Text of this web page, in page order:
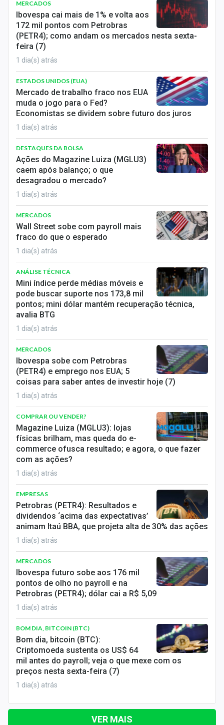
MERCADOS
Ibovespa cai mais de 1% e volta aos
172 mil pontos com Petrobras
(PETR4); como andam os mercados nesta sexta-
feira (7)
1 dia(s) atrás
ESTADOS UNIDOS (EUA)
Mercado de trabalho fraco nos EUA
muda o jogo para o Fed?
Economistas se dividem sobre futuro dos juros
1 dia(s) atrás
DESTAQUES DA BOLSA
Ações do Magazine Luiza (MGLU3)
caem após balanço; o que
desagradou o mercado?
1 dia(s) atrás
MERCADOS
Wall Street sobe com payroll mais
fraco do que o esperado
1 dia(s) atrás
ANÁLISE TÉCNICA
Mini índice perde médias móveis e
pode buscar suporte nos 173,8 mil
pontos; mini dólar mantém recuperação técnica,
avalia BTG
1 dia(s) atrás
MERCADOS
Ibovespa sobe com Petrobras
(PETR4) e emprego nos EUA; 5
coisas para saber antes de investir hoje (7)
1 dia(s) atrás
COMPRAR OU VENDER?
Magazine Luiza (MGLU3): lojas
físicas brilham, mas queda do e-
commerce ofusca resultado; e agora, o que fazer
com as ações?
1 dia(s) atrás
EMPRESAS
Petrobras (PETR4): Resultados e
dividendos ‘acima das expectativas’
animam Itaú BBA, que projeta alta de 30% das ações
1 dia(s) atrás
MERCADOS
Ibovespa futuro sobe aos 176 mil
pontos de olho no payroll e na
Petrobras (PETR4); dólar cai a R$ 5,09
1 dia(s) atrás
BOM DIA, BITCOIN (BTC)
Bom dia, bitcoin (BTC):
Criptomoeda sustenta os US$ 64
mil antes do payroll; veja o que mexe com os
preços nesta sexta-feira (7)
1 dia(s) atrás
VER MAIS